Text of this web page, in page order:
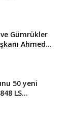
ve Gümrükler
Ahmed...
50 yeni
LS...